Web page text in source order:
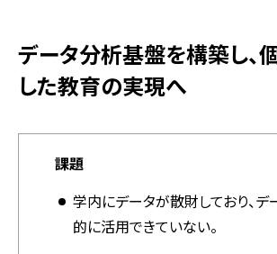
データ分析基盤を構築し、
した教育の実現へ
課題
学内にデータが散財しており、デ
的に活用できていない。